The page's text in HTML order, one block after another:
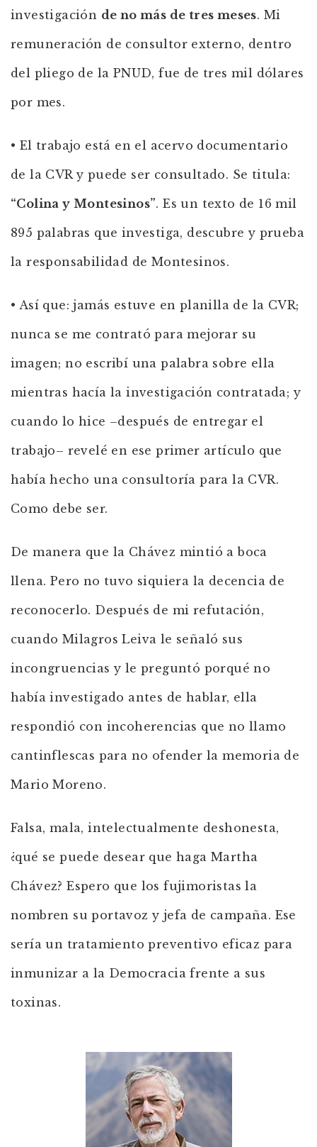
investigación de no más de tres meses. Mi
remuneración de consultor externo, dentro
del pliego de la PNUD, fue de tres mil dólares
por mes.
• El trabajo está en el acervo documentario
de la CVR y puede ser consultado. Se titula:
“Colina y Montesinos”. Es un texto de 16 mil
895 palabras que investiga, descubre y prueba
la responsabilidad de Montesinos.
• Así que: jamás estuve en planilla de la CVR;
nunca se me contrató para mejorar su
imagen; no escribí una palabra sobre ella
mientras hacía la investigación contratada; y
cuando lo hice –después de entregar el
trabajo– revelé en ese primer artículo que
había hecho una consultoría para la CVR.
Como debe ser.
De manera que la Chávez mintió a boca
llena. Pero no tuvo siquiera la decencia de
reconocerlo. Después de mi refutación,
cuando Milagros Leiva le señaló sus
incongruencias y le preguntó porqué no
había investigado antes de hablar, ella
respondió con incoherencias que no llamo
cantinflescas para no ofender la memoria de
Mario Moreno.
Falsa, mala, intelectualmente deshonesta,
¿qué se puede desear que haga Martha
Chávez? Espero que los fujimoristas la
nombren su portavoz y jefa de campaña. Ese
sería un tratamiento preventivo eficaz para
inmunizar a la Democracia frente a sus
toxinas.